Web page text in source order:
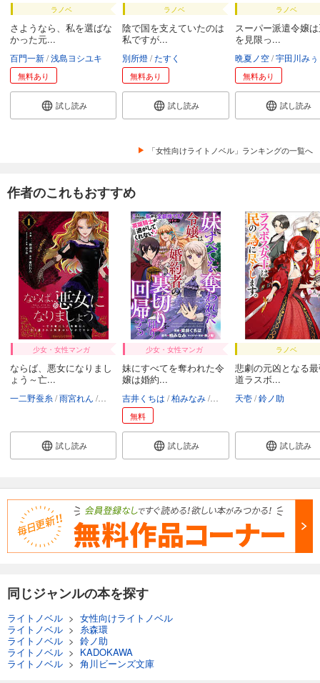
ラノベ
さようなら、私を選ばな
かった元...
百門一新 浅島ヨシユキ
無料あり
試し読み
ラノベ
陰で国を支えていたのは
私ですが...
別所燈 たすく
無料あり
試し読み
ラノベ
スーパー派遣令嬢
を見限っ...
晩夏ノ空 宇田川みぅ
無料あり
試し読み
「女性向けライトノベル」ランキングの一覧へ
作者のこれもおすすめ
少女・女性マンガ
ならば、悪女になりまし
ょう～亡...
一二野蚕糸 雨宮れん 鈴ノ助
試し読み
少女・女性マンガ
妹にすべてを奪われた令
嬢は婚約...
吉井くちは 柏みなみ 鈴ノ助
無料
試し読み
ラノベ
悲劇の元凶となる
道ラスボ...
天壱 鈴ノ助
試し読み
同じジャンルの本を探す
ライトノベル > 女性向けライトノベル
ライトノベル > 糸森環
ライトノベル > 鈴ノ助
ライトノベル > KADOKAWA
ライトノベル > 角川ビーンズ文庫